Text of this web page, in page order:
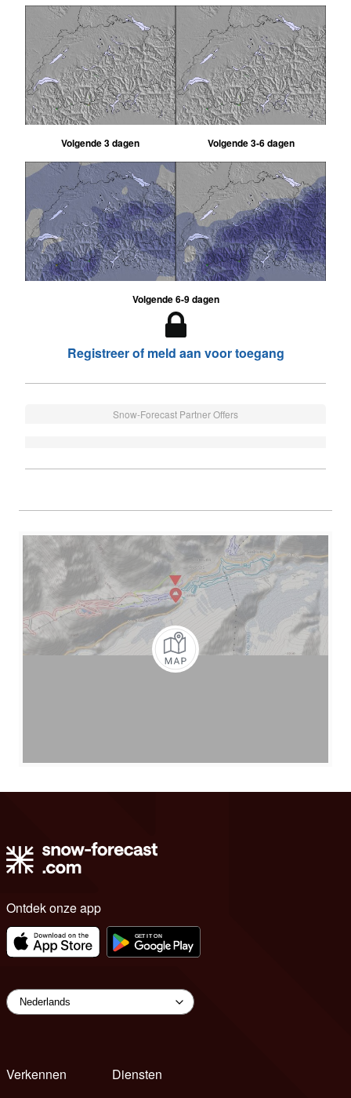
Volgende 3 dagen Volgende 3-6 dagen
Volgende 6-9 dagen
Registreer of meld aan voor toegang
Snow-Forecast Partner Offers
Ontdek onze app
Verkennen
Diensten